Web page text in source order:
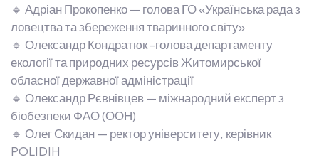
🔹 Адріан Прокопенко — голова ГО «Українська рада з
ловецтва та збереження тваринного світу»
🔹 Олександр Кондратюк -голова департаменту
екології та природних ресурсів Житомирської
обласної державної адміністрації
🔹 Олександр Рєвнівцев — міжнародний експерт з
біобезпеки ФАО (ООН)
🔹 Олег Скидан — ректор університету, керівник
POLIDIH